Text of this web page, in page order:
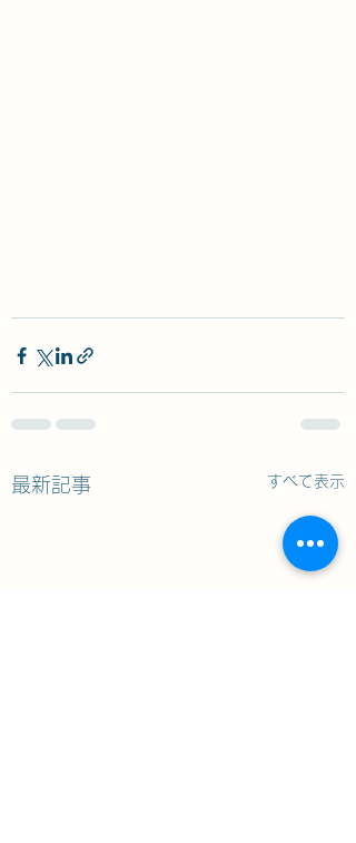
最新記事 すべて表示